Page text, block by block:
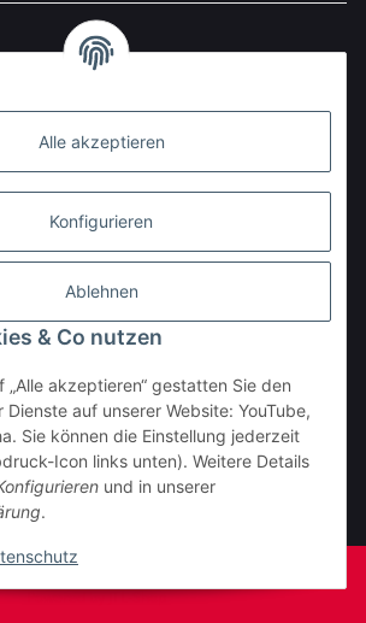
Alle akzeptieren
Konfigurieren
Ablehnen
& Co nutzen
„Alle akzeptieren“ gestatten Sie den
auf unserer Website: YouTube,
Sie können die Einstellung jederzeit
Icon links unten). Weitere Details
und in unserer
.
Vertrag widerrufen
USt., zzgl.
Powered byJTL-Shop